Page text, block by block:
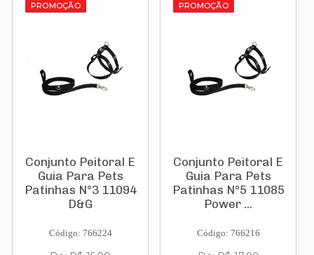
PROMOÇÃO
Conjunto Peitoral E
Guia Para Pets
Patinhas N°3 11094
D&G
Código: 766224
PROMOÇÃO
Conjunto Peitoral E
Guia Para Pets
Patinhas N°5 11085
Power ...
Código: 766216